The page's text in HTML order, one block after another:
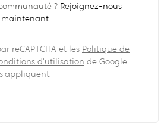
? Rejoignez-nous
maintenant
reCAPTCHA et les Politique de
d'utilisation de Google
s'appliquent.